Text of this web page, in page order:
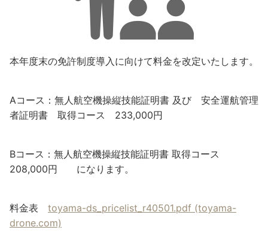
本年度末の免許制度導入に向けて料金を改定いたします。
Aコース：無人航空機操縦技能証明書 及び 安全運航管理
者証明書 取得コース 233,000円
Bコース：無人航空機操縦技能証明書 取得コース
208,000円 になります。
料金表 toyama-ds_pricelist_r40501.pdf (toyama-
drone.com)